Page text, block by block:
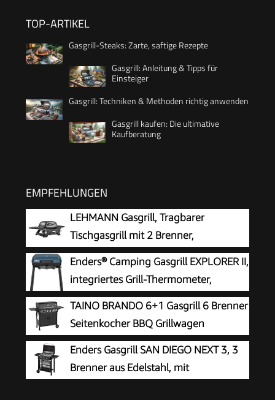
TOP-ARTIKEL
Gasgrill-Steaks: Zarte, saftige Rezepte
Gasgrill: Anleitung & Tipps für
Einsteiger
Gasgrill: Techniken & Methoden richtig anwenden
Gasgrill kaufen: Die ultimative
Kaufberatung
EMPFEHLUNGEN
LEHMANN Gasgrill, Tragbarer
Tischgasgrill mit 2 Brenner,
Thermometer & Seitentischen
klappbar, Gusseisen Grillrost mit 1638 cm²
Grillfläche, Tischgrill für Outdoor BBQ, Balkon- &
Campinggrill
Enders® Camping Gasgrill EXPLORER II,
integriertes Grill-Thermometer,
Grillen-, Kochen-, Backen Funktion, 2
Brenner Edelstahl, kleiner Balkon-Picknick-Grill -
Stahl-Grillwanne, #2104
TAINO BRANDO 6+1 Gasgrill 6 Brenner
Seitenkocher BBQ Grillwagen
Gasgriller
Enders Gasgrill SAN DIEGO NEXT 3, 3
Brenner aus Edelstahl, mit